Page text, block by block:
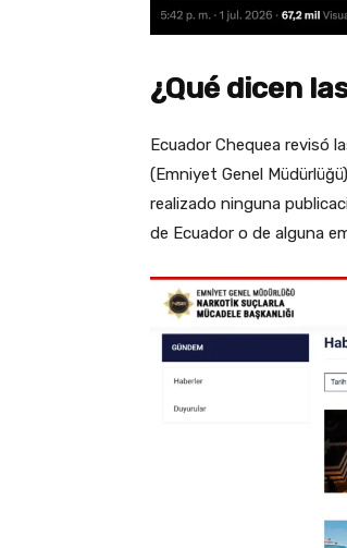
¿Qué dicen
Ecuador Chequea revisó
(Emniyet Genel
realizado ninguna
de Ecuador o de alguna